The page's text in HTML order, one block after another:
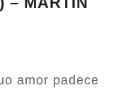
amor padece